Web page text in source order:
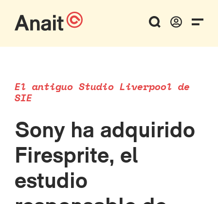
El antiguo Studio Liverpool de
SIE
Sony ha adquirido
Firesprite, el
estudio